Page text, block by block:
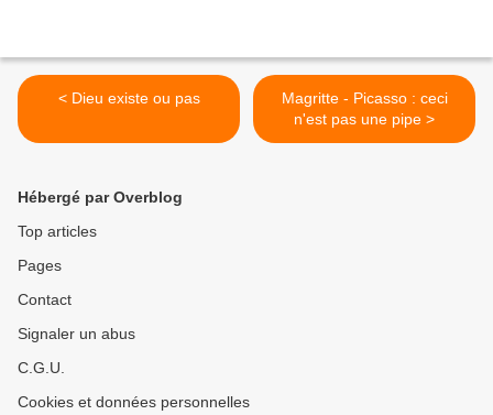
< Dieu existe ou pas
Magritte - Picasso : ceci
n'est pas une pipe >
Hébergé par Overblog
Top articles
Pages
Contact
Signaler un abus
C.G.U.
Cookies et données personnelles